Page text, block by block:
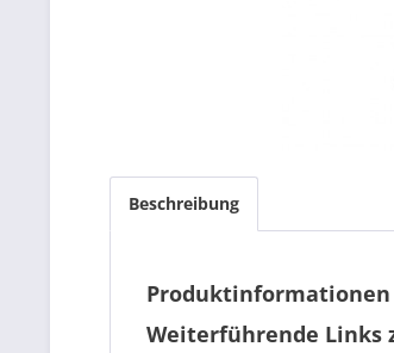
Beschreibung
Produktinformationen
Weiterführende Links